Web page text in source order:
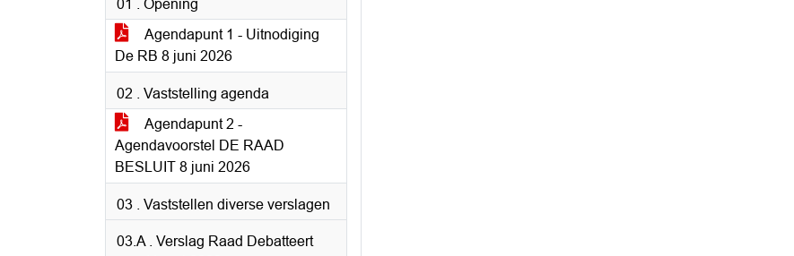
01 . Opening
Agendapunt 1 - Uitnodiging
De RB 8 juni 2026
02 . Vaststelling agenda
Agendapunt 2 -
Agendavoorstel DE RAAD
BESLUIT 8 juni 2026
03 . Vaststellen diverse verslagen
03.A . Verslag Raad Debatteert